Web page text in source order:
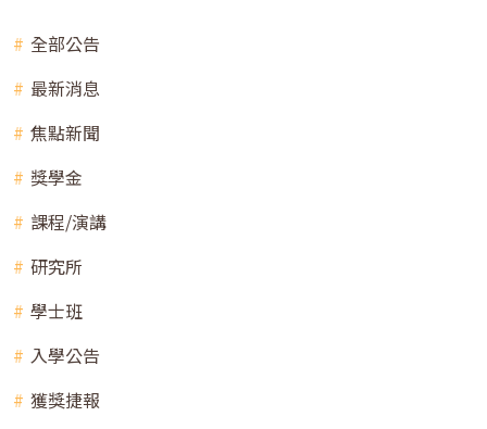
全部公告
最新消息
焦點新聞
獎學金
課程/演講
研究所
學士班
入學公告
獲獎捷報